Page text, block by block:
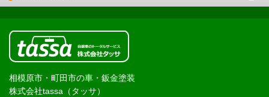
相模原市・町田市の車・鈑金塗装
株式会社tassa（タッサ）